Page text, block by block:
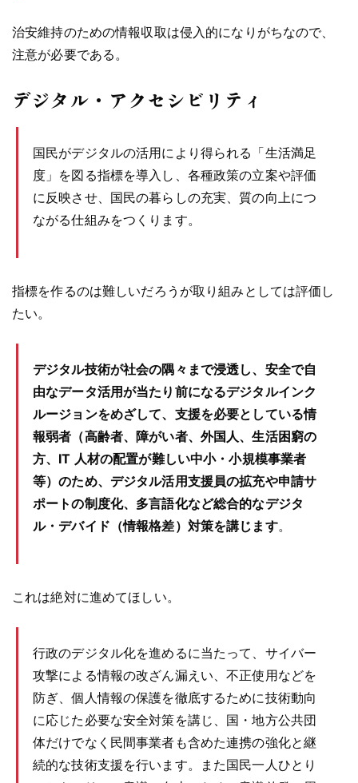
治安維持のための情報収取は侵入的になりがちなので、
注意が必要である。
デジタル・アクセシビリティ
国民がデジタルの活用により得られる「生活満足
度」を図る指標を導入し、各種政策の立案や評価
に反映させ、国民の暮らしの充実、質の向上につ
ながる仕組みをつくります。
指標を作るのは難しいだろうが取り組みとしては評価し
たい。
デジタル技術が社会の隅々まで浸透し、安全で自
由なデータ活用が当たり前になるデジタルインク
ルージョンをめざして、支援を必要としている情
報弱者（高齢者、障がい者、外国人、生活困窮の
方、IT 人材の配置が難しい中小・小規模事業者
等）のため、デジタル活用支援員の拡充や申請サ
ポートの制度化、多言語化など総合的なデジタ
ル・デバイド（情報格差）対策を講じます。
これは絶対に進めてほしい。
行政のデジタル化を進めるに当たって、サイバー
攻撃による情報の改ざん漏えい、不正使用などを
防ぎ、個人情報の保護を徹底するために技術動向
に応じた必要な安全対策を講じ、国・地方公共団
体だけでなく民間事業者も含めた連携の強化と継
続的な技術支援を行います。また国民一人ひとり